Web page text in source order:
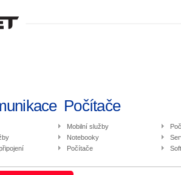
 Počítače
Mobilní služby
Notebooky
Počítače